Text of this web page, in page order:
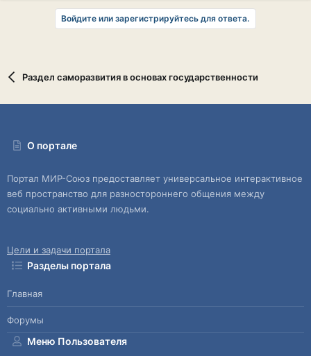
Войдите или зарегистрируйтесь для ответа.
Раздел саморазвития в основах государственности
О портале
Портал МИР-Союз предоставляет универсальное интерактивное
веб пространство для разностороннего общения между
социально активными людьми.
Цели и задачи портала
Разделы портала
Главная
Форумы
Меню Пользователя